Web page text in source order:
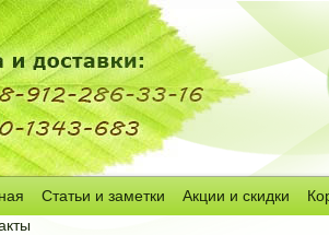
Статьи и заметки Акции и скидки